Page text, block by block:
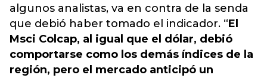
algunos analistas, va en contra de la senda
que debió haber tomado el indicador. “El
Msci Colcap, al igual que el dólar, debió
comportarse como los demás índices de la
región, pero el mercado anticipó un